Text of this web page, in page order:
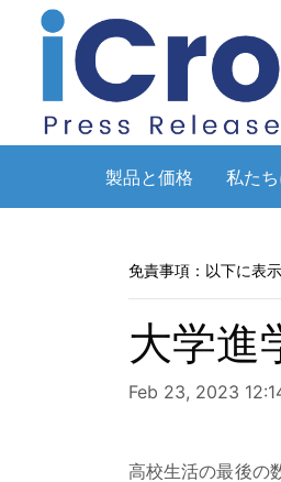
製品と価格 私た
免責事項：以下に表
大学進
Feb 23, 2023
高校生活の最後の